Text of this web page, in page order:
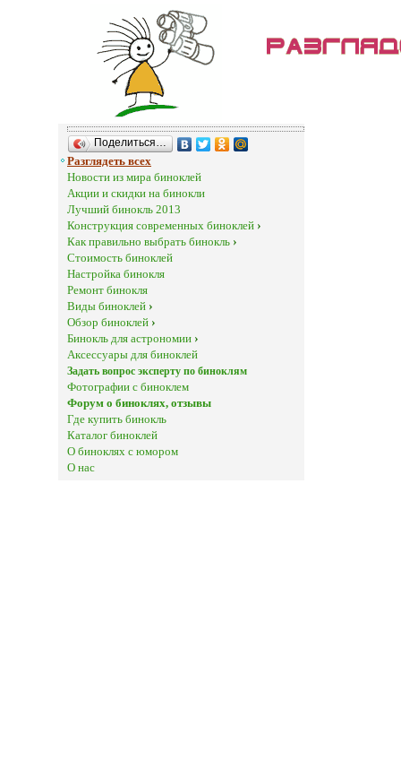
Поделиться…
Разглядеть всех
Новости из мира биноклей
Акции и скидки на бинокли
Лучший бинокль 2013
Конструкция современных биноклей ›
Как правильно выбрать бинокль ›
Стоимость биноклей
Настройка бинокля
Ремонт бинокля
Виды биноклей ›
Обзор биноклей ›
Бинокль для астрономии ›
Аксессуары для биноклей
Задать вопрос эксперту по биноклям
Фотографии с биноклем
Форум о биноклях, отзывы
Где купить бинокль
Каталог биноклей
О биноклях с юмором
О нас